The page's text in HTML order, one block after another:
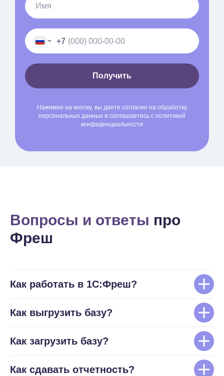
+7
Получить
Нажимая на кнопку, вы даете согласие на обработку
персональных данных и соглашаетесь c политикой
конфиденциальности
Вопросы и ответы про
Фреш
Как работать в 1С:Фреш?
Как выгрузить базу?
Как загрузить базу?
Как сдавать отчетность?